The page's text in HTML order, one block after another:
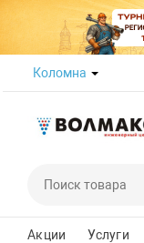
Коломна
Акции Услуги